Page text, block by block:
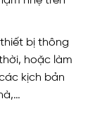
bị thông
hoặc làm
kịch bản